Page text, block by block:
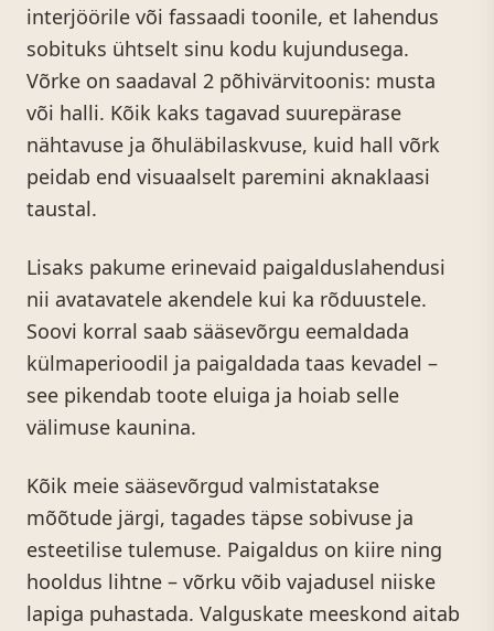
interjöörile või fassaadi toonile, et lahendus
sobituks ühtselt sinu kodu kujundusega.
Võrke on saadaval 2 põhivärvitoonis: musta
või halli. Kõik kaks tagavad suurepärase
nähtavuse ja õhuläbilaskvuse, kuid hall võrk
peidab end visuaalselt paremini aknaklaasi
taustal.
Lisaks pakume erinevaid paigalduslahendusi
nii avatavatele akendele kui ka rõduustele.
Soovi korral saab sääsevõrgu eemaldada
külmaperioodil ja paigaldada taas kevadel –
see pikendab toote eluiga ja hoiab selle
välimuse kaunina.
Kõik meie sääsevõrgud valmistatakse
mõõtude järgi, tagades täpse sobivuse ja
esteetilise tulemuse. Paigaldus on kiire ning
hooldus lihtne – võrku võib vajadusel niiske
lapiga puhastada. Valguskate meeskond aitab